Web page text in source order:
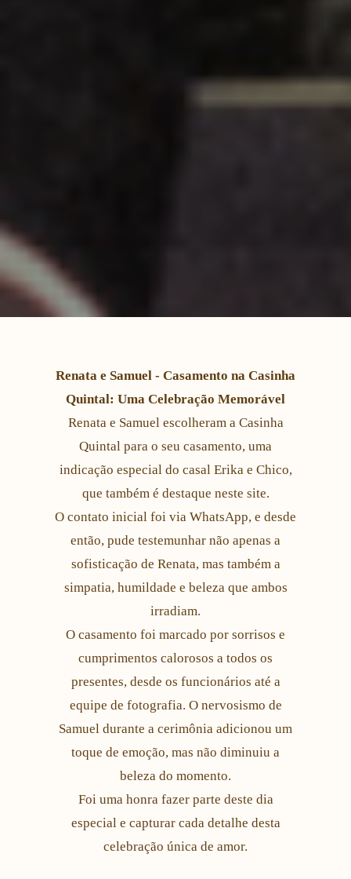
Renata e Samuel - Casamento na Casinha
Quintal: Uma Celebração Memorável
Renata e Samuel escolheram a Casinha
Quintal para o seu casamento, uma
indicação especial do casal Erika e Chico,
que também é destaque neste site.
O contato inicial foi via WhatsApp, e desde
então, pude testemunhar não apenas a
sofisticação de Renata, mas também a
simpatia, humildade e beleza que ambos
irradiam.
O casamento foi marcado por sorrisos e
cumprimentos calorosos a todos os
presentes, desde os funcionários até a
equipe de fotografia. O nervosismo de
Samuel durante a cerimônia adicionou um
toque de emoção, mas não diminuiu a
beleza do momento.
Foi uma honra fazer parte deste dia
especial e capturar cada detalhe desta
celebração única de amor.